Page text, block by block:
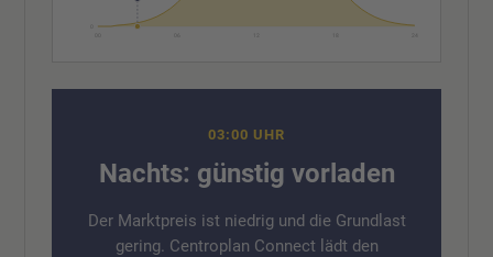
03:00 UHR
Nachts: günstig vorladen
Der Marktpreis ist niedrig und die Grundlast
gering. Centroplan Connect lädt den